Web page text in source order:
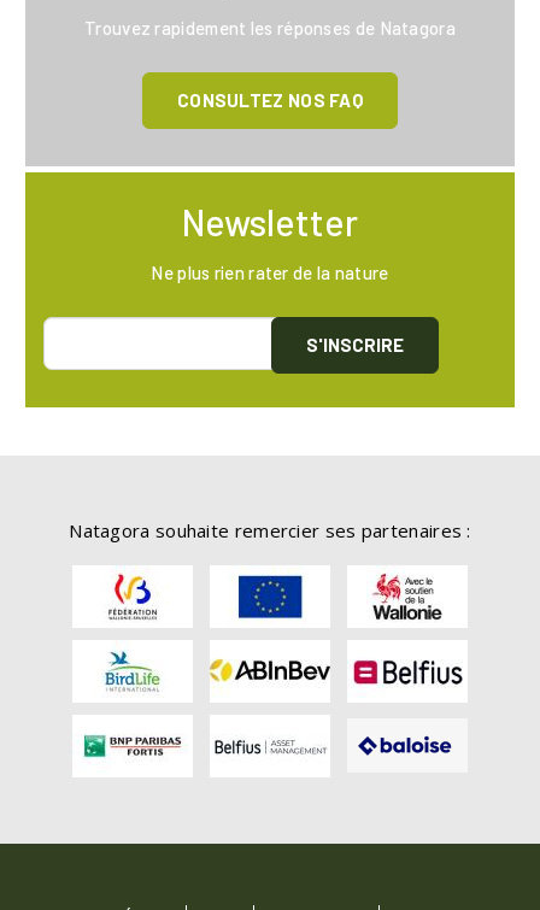
Trouvez rapidement les réponses de Natagora
CONSULTEZ NOS FAQ
Newsletter
Ne plus rien rater de la nature
S'INSCRIRE
Natagora souhaite remercier ses partenaires :
FOOTER